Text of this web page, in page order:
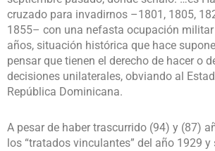
cruzado para invadirnos –1801, 1805,
1855– con una nefasta ocupación
años, situación histórica que hace
pensar que tienen el derecho de hacer o
decisiones unilaterales, obviando al
República Dominicana.
A pesar de haber trascurrido (94) y (87)
los “tratados vinculantes” del año 1929